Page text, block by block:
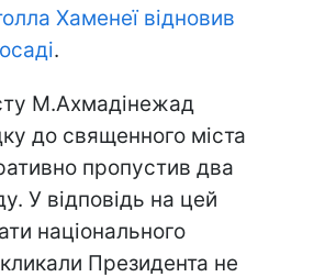
Хаменеї відновив
.
М.Ахмадінежад
до священного міста
пропустив два
У відповідь на цей
національного
Президента не